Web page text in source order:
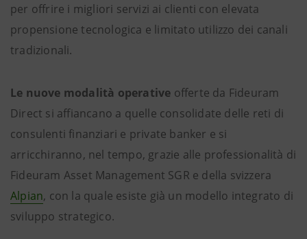
per offrire i migliori servizi ai clienti con elevata
propensione tecnologica e limitato utilizzo dei canali
tradizionali.
Le nuove modalità operative offerte da Fideuram
Direct si affiancano a quelle consolidate delle reti di
consulenti finanziari e private banker e si
arricchiranno, nel tempo, grazie alle professionalità di
Fideuram Asset Management SGR e della svizzera
Alpian, con la quale esiste già un modello integrato di
sviluppo strategico.